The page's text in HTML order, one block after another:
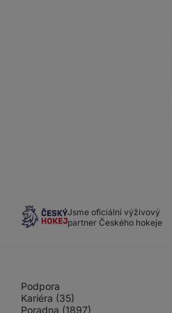
Jsme oficiální výživový
partner Českého hokeje
Podpora
Kariéra (35)
Poradna (1897)